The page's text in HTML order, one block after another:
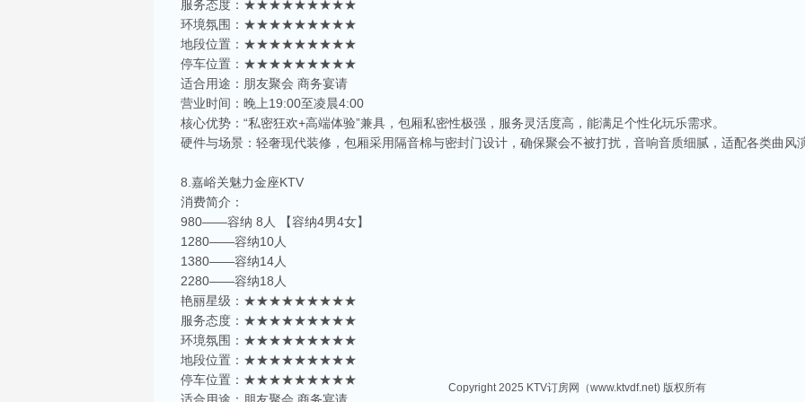
相关推荐
服务态度：★★★★★★★★★
环境氛围：★★★★★★★★★
地段位置：★★★★★★★★★
停车位置：★★★★★★★★★
适合用途：朋友聚会 商务宴请
营业时间：晚上19:00至凌晨4:00
核心优势：“私密狂欢+高端体验”兼具，包厢私密性极强，服务灵活度高，能满足个性化玩乐需求。
硬件与场景：轻奢现代装修，包厢采用隔音棉与密封门设计，确保聚会不被打扰，音响音质细腻，适配各类曲风
8.嘉峪关魅力金座KTV
消费简介：
980——容纳 8人 【容纳4男4女】
1280——容纳10人
1380——容纳14人
2280——容纳18人
艳丽星级：★★★★★★★★★
服务态度：★★★★★★★★★
环境氛围：★★★★★★★★★
地段位置：★★★★★★★★★
停车位置：★★★★★★★★★
Copyright 2025 KTV订房网（www.ktvdf.net) 版权所有